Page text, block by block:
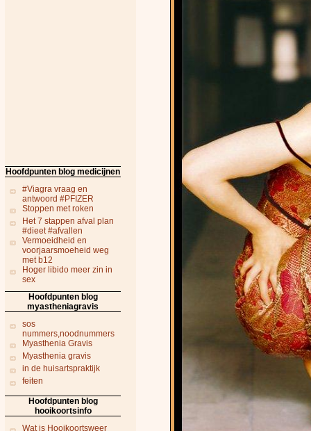
Hoofdpunten blog medicijnen
#Viagra vraag en
antwoord #PFIZER
Stoppen met roken
Het 7 stappen afval plan
#dieet #afvallen
Vermoeidheid en
voorjaarsmoeheid weg
met b12
Hoger libido meer zin in
sex
Hoofdpunten blog
myastheniagravis
sos
nummers,noodnummers
Myasthenia Gravis
Myasthenia gravis
in de huisartspraktijk
feiten
Hoofdpunten blog
hooikoortsinfo
Wat is Hooikoortsweer